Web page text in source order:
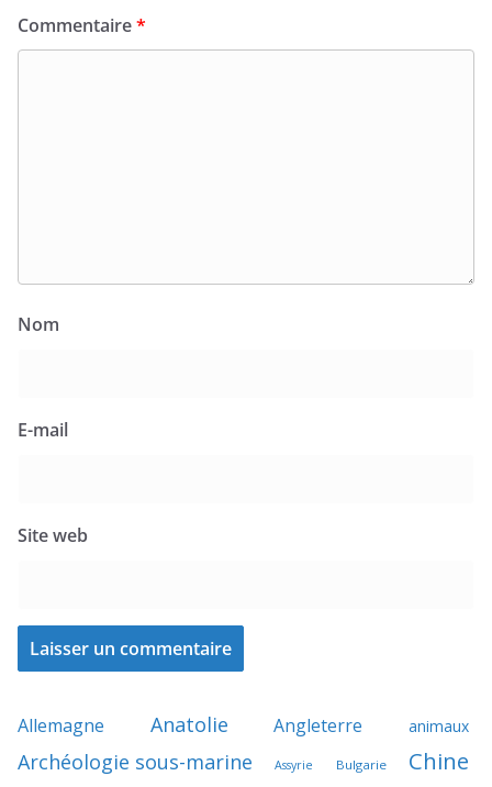
Commentaire*
Nom
E-mail
Site web
Allemagne Anatolie Angleterre animaux
Archéologie sous-marine Assyrie Bulgarie Chine